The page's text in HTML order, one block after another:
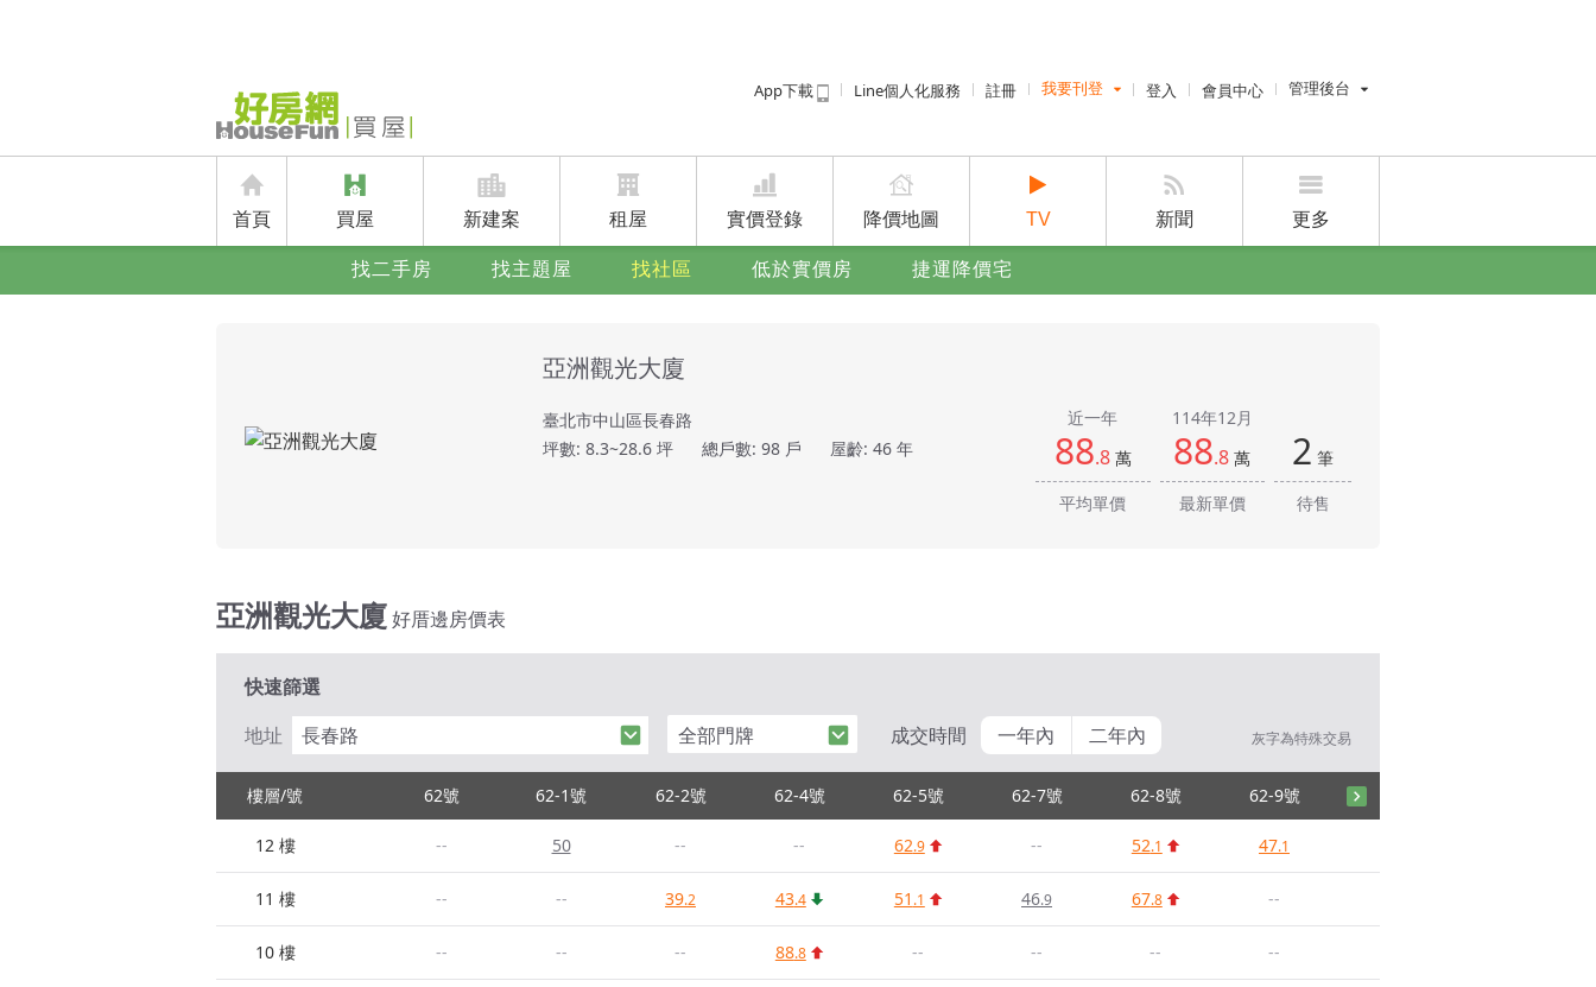
App下載 Line個人化服務 註冊 我要刊登
賣屋刊登
廣告刊登
登入 會員中心 管理後台
屋主管理後台
首頁 買屋 新建案 租屋 實價登錄 降價地圖 TV 新聞 更多
找二手房 找主題屋 找社區 低於實價房 捷運降價宅
亞洲觀光大廈
臺北市中山區長春路
坪數: 8.3~28.6 坪
總戶數: 98 戶 屋齡: 46 年
近一年
88.8 萬
平均單價
114年12月
88.8 萬
最新單價
2 筆
待售
亞洲觀光大廈好厝邊房價表
快速篩選
地址
長春路 全部門牌 成交時間 一年內 二年內 灰字為特殊交易
樓層/號 62號 62-1號 62-2號 62-4號 62-5號 62-7號 62-8號 62-9號
12 樓 -- 50 -- -- 62.9 -- 52.1 47.1
11 樓 -- -- 39.2 43.4 51 .1 46.9 67.8 --
10 樓 -- -- -- 88.8 -- -- -- --